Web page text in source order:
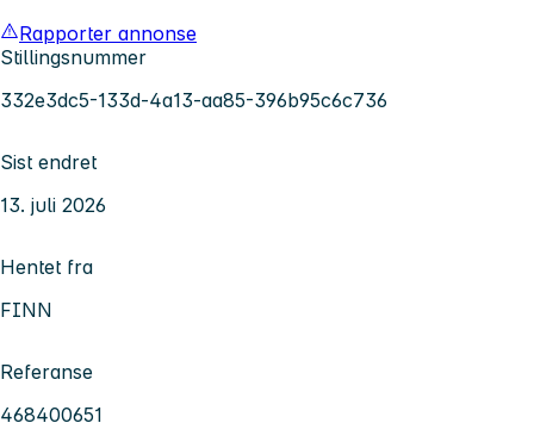
Rapporter annonse
Stillingsnummer
332e3dc5-133d-4a13-aa85-396b95c6c736
Sist endret
13. juli 2026
Hentet fra
FINN
Referanse
468400651